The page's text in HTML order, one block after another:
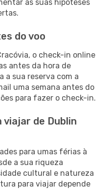
as suas hipóteses
do voo
o check-in online
antes da hora de
a sua reserva com a
uma semana antes do
para fazer o check-in.
de Dublin
para umas férias à
a sua riqueza
cultural e natureza
para viajar depende